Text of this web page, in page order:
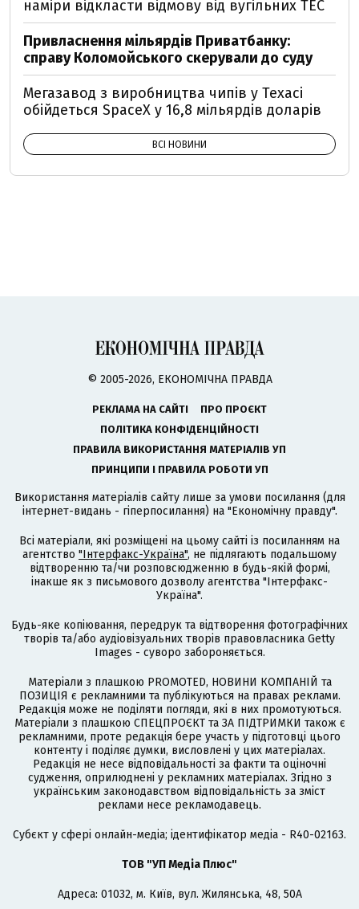
наміри відкласти відмову від вугільних ТЕС
Привласнення мільярдів Приватбанку:
справу Коломойського скерували до суду
Мегазавод з виробництва чипів у Техасі
обійдеться SpaceX у 16,8 мільярдів доларів
ВСІ НОВИНИ
© 2005-2026, ЕКОНОМІЧНА ПРАВДА
РЕКЛАМА НА САЙТІ
ПРО ПРОЄКТ
ПОЛІТИКА КОНФІДЕНЦІЙНОСТІ
ПРАВИЛА ВИКОРИСТАННЯ МАТЕРІАЛІВ УП
ПРИНЦИПИ І ПРАВИЛА РОБОТИ УП
Використання матеріалів сайту лише за умови посилання (для
інтернет-видань - гіперпосилання) на "Економічну правду".
Всі матеріали, які розміщені на цьому сайті із посиланням на
агентство "Інтерфакс-Україна", не підлягають подальшому
відтворенню та/чи розповсюдженню в будь-якій формі,
інакше як з письмового дозволу агентства "Інтерфакс-
Україна".
Будь-яке копіювання, передрук та відтворення фотографічних
творів та/або аудіовізуальних творів правовласника Getty
Images - суворо забороняється.
Матеріали з плашкою PROMOTED, НОВИНИ КОМПАНІЙ та
ПОЗИЦІЯ є рекламними та публікуються на правах реклами.
Редакція може не поділяти погляди, які в них промотуються.
Матеріали з плашкою СПЕЦПРОЄКТ та ЗА ПІДТРИМКИ також є
рекламними, проте редакція бере участь у підготовці цього
контенту і поділяє думки, висловлені у цих матеріалах.
Редакція не несе відповідальності за факти та оціночні
судження, оприлюднені у рекламних матеріалах. Згідно з
українським законодавством відповідальність за зміст
реклами несе рекламодавець.
Cубєкт у сфері онлайн-медіа; ідентифікатор медіа - R40-02163.
ТОВ "УП Медіа Плюс"
Адреса: 01032, м. Київ, вул. Жилянська, 48, 50А